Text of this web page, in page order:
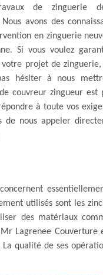
de zinguerie
avons des
en zinguerie
Si vous voulez
projet de zinguerie,
hésiter à nous
couvreur zingueur est
à toute vos
de nous appeler
utilisés sont les
des matériaux
Lagrenee Couverture
qualité de ses